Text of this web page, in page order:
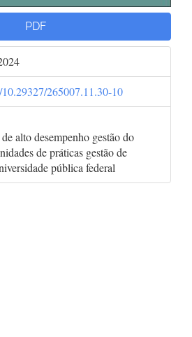
PDF
265007.11.30-10
alto desempenho gestão do
de práticas gestão de
pública federal